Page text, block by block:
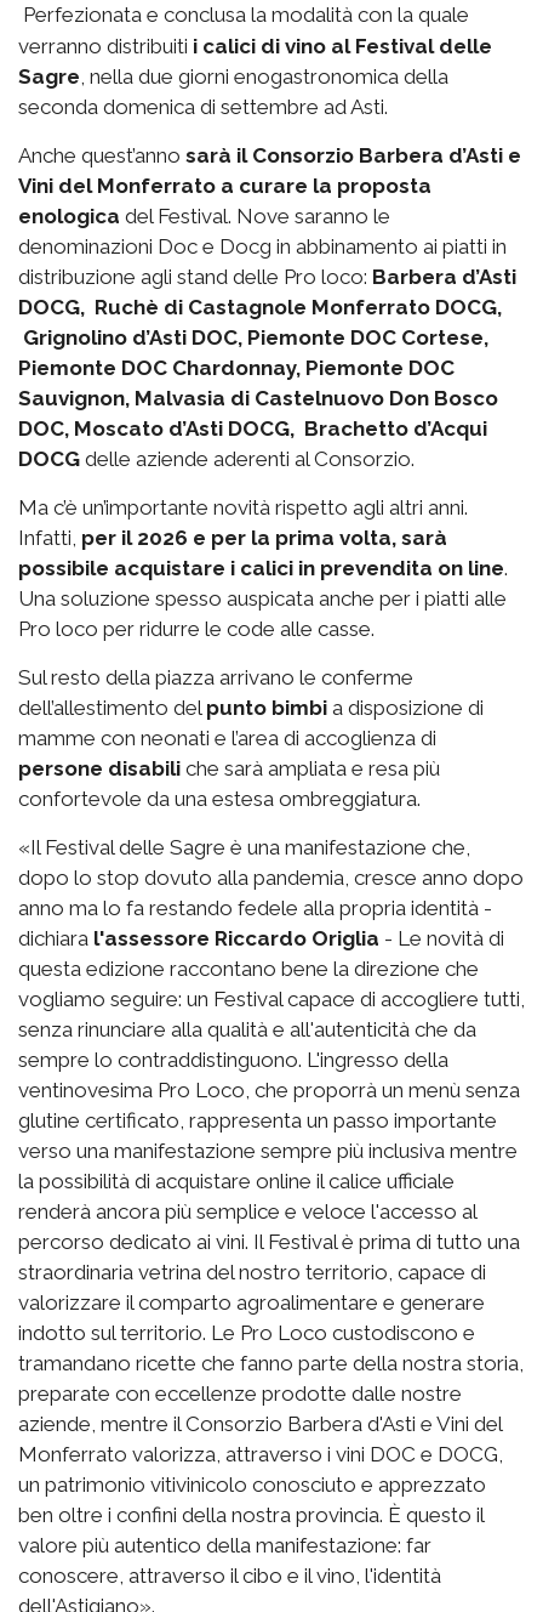
Perfezionata e conclusa la modalità con la quale
verranno distribuiti i calici di vino al Festival delle
Sagre, nella due giorni enogastronomica della
seconda domenica di settembre ad Asti.
Anche quest’anno sarà il Consorzio Barbera d’Asti e
Vini del Monferrato a curare la proposta
enologica del Festival. Nove saranno le
denominazioni Doc e Docg in abbinamento ai piatti in
distribuzione agli stand delle Pro loco: Barbera d’Asti
DOCG, Ruchè di Castagnole Monferrato DOCG,
Grignolino d’Asti DOC, Piemonte DOC Cortese,
Piemonte DOC Chardonnay, Piemonte DOC
Sauvignon, Malvasia di Castelnuovo Don Bosco
DOC, Moscato d’Asti DOCG, Brachetto d’Acqui
DOCG delle aziende aderenti al Consorzio.
Ma c’è un’importante novità rispetto agli altri anni.
Infatti, per il 2026 e per la prima volta, sarà
possibile acquistare i calici in prevendita on line.
Una soluzione spesso auspicata anche per i piatti alle
Pro loco per ridurre le code alle casse.
Sul resto della piazza arrivano le conferme
dell’allestimento del punto bimbi a disposizione di
mamme con neonati e l’area di accoglienza di
persone disabili che sarà ampliata e resa più
confortevole da una estesa ombreggiatura.
«Il Festival delle Sagre è una manifestazione che,
dopo lo stop dovuto alla pandemia, cresce anno dopo
anno ma lo fa restando fedele alla propria identità -
dichiara l'assessore Riccardo Origlia - Le novità di
questa edizione raccontano bene la direzione che
vogliamo seguire: un Festival capace di accogliere tutti,
senza rinunciare alla qualità e all'autenticità che da
sempre lo contraddistinguono. L'ingresso della
ventinovesima Pro Loco, che proporrà un menù senza
glutine certificato, rappresenta un passo importante
verso una manifestazione sempre più inclusiva mentre
la possibilità di acquistare online il calice ufficiale
renderà ancora più semplice e veloce l'accesso al
percorso dedicato ai vini. Il Festival è prima di tutto una
straordinaria vetrina del nostro territorio, capace di
valorizzare il comparto agroalimentare e generare
indotto sul territorio. Le Pro Loco custodiscono e
tramandano ricette che fanno parte della nostra storia,
preparate con eccellenze prodotte dalle nostre
aziende, mentre il Consorzio Barbera d'Asti e Vini del
Monferrato valorizza, attraverso i vini DOC e DOCG,
un patrimonio vitivinicolo conosciuto e apprezzato
ben oltre i confini della nostra provincia. È questo il
valore più autentico della manifestazione: far
conoscere, attraverso il cibo e il vino, l'identità
dell'Astigiano».